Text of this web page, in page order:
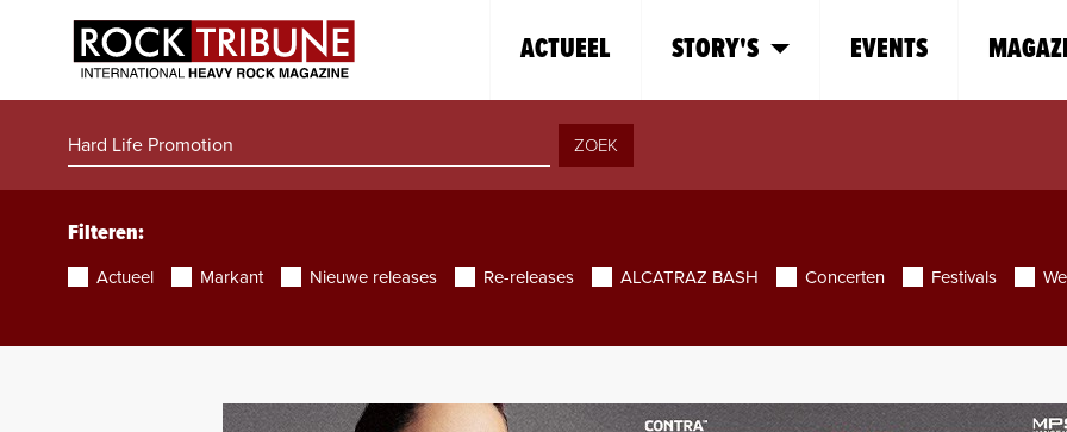
ACTUEEL STORY'S EVENTS
ZOEK
Filteren:
Actueel Markant Nieuwe releases Re-releases ALCATRAZ BASH Concerten Festivals